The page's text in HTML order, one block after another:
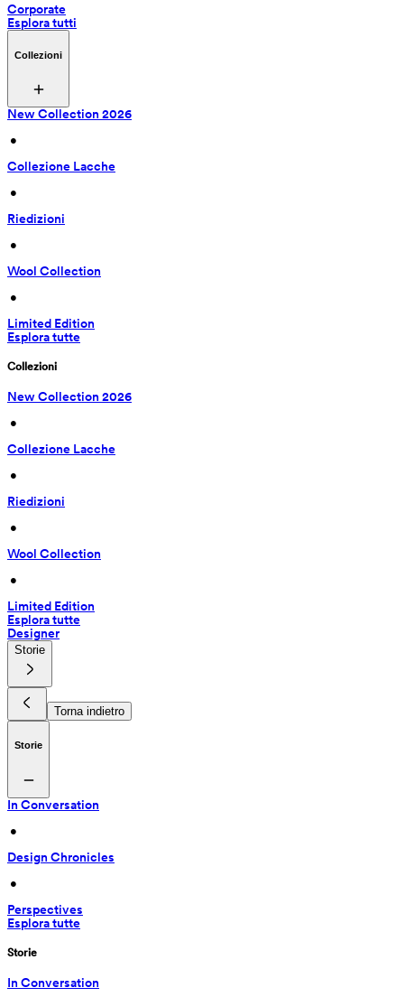
Corporate
Esplora tutti
Collezioni
New Collection 2026
•
Collezione Lacche
•
Riedizioni
•
Wool Collection
•
Limited Edition
Esplora tutte
Collezioni
New Collection 2026
•
Collezione Lacche
•
Riedizioni
•
Wool Collection
•
Limited Edition
Esplora tutte
Designer
Storie
Torna indietro
Storie
In Conversation
•
Design Chronicles
•
Perspectives
Esplora tutte
Storie
In Conversation